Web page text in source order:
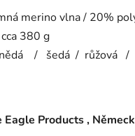
merino vlna / 20%
380 g
/ šedá / růžová /
Eagle Products ,